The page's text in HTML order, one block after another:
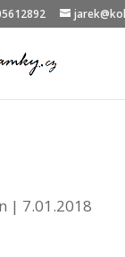
| 7.01.2018